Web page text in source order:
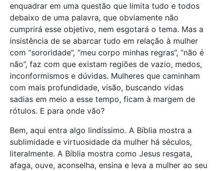
enquadrar em uma questão que limita tudo e todos
debaixo de uma palavra, que obviamente não
cumprirá esse objetivo, nem esgotará o tema. Mas a
insistência de se abarcar tudo em relação à mulher
com “sororidade”, “meu corpo minhas regras”, “não é
não”, faz com que existam regiões de vazio, medos,
inconformismos e dúvidas. Mulheres que caminham
com mais profundidade, visão, buscando vidas
sadias em meio a esse tempo, ficam à margem de
rótulos. E para onde vão?
Bem, aqui entra algo lindíssimo. A Bíblia mostra a
sublimidade e virtuosidade da mulher há séculos,
literalmente. A Bíblia mostra como Jesus resgata,
afaga, ouve, aconselha, ensina e leva a mulher ao seu